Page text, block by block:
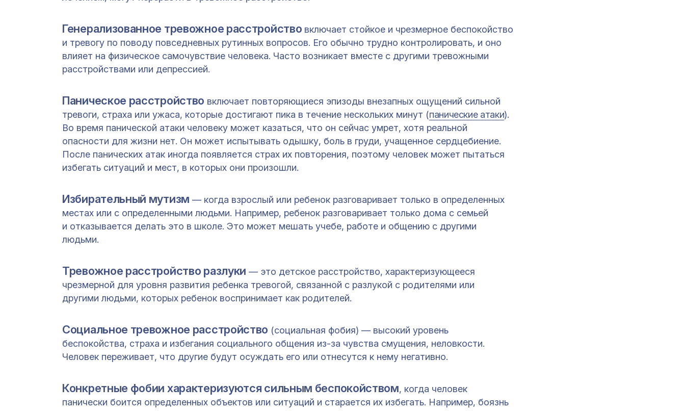
Генерализованное тревожное расстройство включает стойкое и чрезмерное беспокойство
и тревогу по поводу повседневных рутинных вопросов. Его обычно трудно контролировать, и оно
влияет на физическое самочувствие человека. Часто возникает вместе с другими тревожными
расстройствами или депрессией.
Паническое расстройство включает повторяющиеся эпизоды внезапных ощущений сильной
тревоги, страха или ужаса, которые достигают пика в течение нескольких минут (панические атаки).
Во время панической атаки человеку может казаться, что он сейчас умрет, хотя реальной
опасности для жизни нет. Он может испытывать одышку, боль в груди, учащенное сердцебиение.
После панических атак иногда появляется страх их повторения, поэтому человек может пытаться
избегать ситуаций и мест, в которых они произошли.
Избирательный мутизм — когда взрослый или ребенок разговаривает только в определенных
местах или с определенными людьми. Например, ребенок разговаривает только дома с семьей
и отказывается делать это в школе. Это может мешать учебе, работе и общению с другими
людьми.
Тревожное расстройство разлуки — это детское расстройство, характеризующееся
чрезмерной для уровня развития ребенка тревогой, связанной с разлукой с родителями или
другими людьми, которых ребенок воспринимает как родителей.
Социальное тревожное расстройство (социальная фобия) — высокий уровень
беспокойства, страха и избегания социального общения из-за чувства смущения, неловкости.
Человек переживает, что другие будут осуждать его или отнесутся к нему негативно.
Конкретные фобии характеризуются сильным беспокойством, когда человек
панически боится определенных объектов или ситуаций и старается их избегать. Например, боязнь